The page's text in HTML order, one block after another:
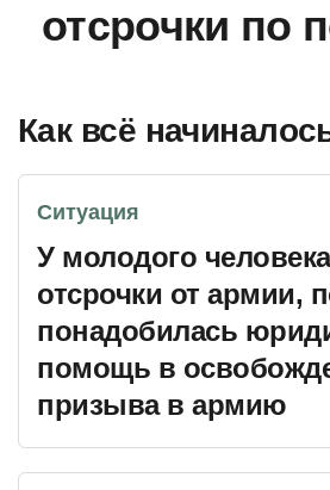
отсрочки по
Как всё
Ситуация
У молодого
отсрочки от армии,
понадобилась
помощь в
призыва в армию